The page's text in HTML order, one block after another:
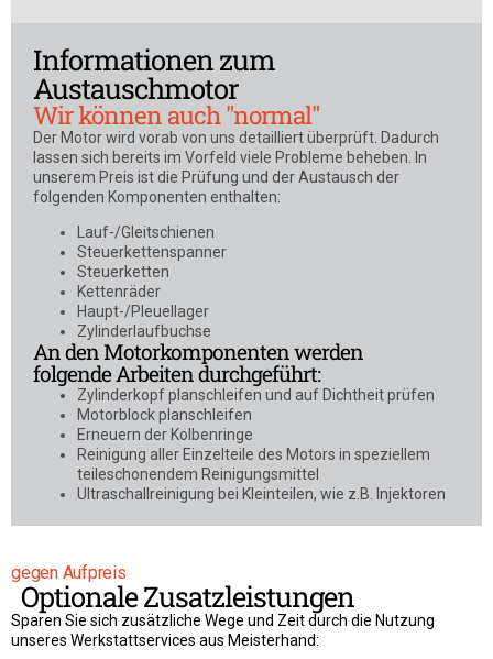
Informationen zum
Austauschmotor
Wir können auch "normal"
Der Motor wird vorab von uns detailliert überprüft. Dadurch
lassen sich bereits im Vorfeld viele Probleme beheben. In
unserem Preis ist die Prüfung und der Austausch der
folgenden Komponenten enthalten:
Lauf-/Gleitschienen
Steuerkettenspanner
Steuerketten
Kettenräder
Haupt-/Pleuellager
Zylinderlaufbuchse
An den Motorkomponenten werden
folgende Arbeiten durchgeführt:
Zylinderkopf planschleifen und auf Dichtheit prüfen
Motorblock planschleifen
Erneuern der Kolbenringe
Reinigung aller Einzelteile des Motors in speziellem
teileschonendem Reinigungsmittel
Ultraschallreinigung bei Kleinteilen, wie z.B. Injektoren
gegen Aufpreis
Optionale Zusatzleistungen
Sparen Sie sich zusätzliche Wege und Zeit durch die Nutzung
unseres Werkstattservices aus Meisterhand: